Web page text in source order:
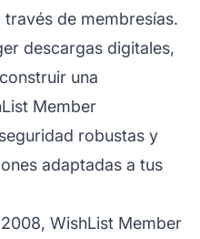
de membresías.
descargas digitales,
una
Member
robustas y
adaptadas a tus
WishList Member